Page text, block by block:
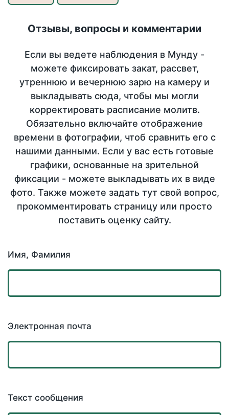
Отзывы, вопросы и комментарии
Если вы ведете наблюдения в Мунду -
можете фиксировать закат, рассвет,
утреннюю и вечернюю зарю на камеру и
выкладывать сюда, чтобы мы могли
корректировать расписание молитв.
Обязательно включайте отображение
времени в фотографии, чтоб сравнить его с
нашими данными. Если у вас есть готовые
графики, основанные на зрительной
фиксации - можете выкладывать их в виде
фото. Также можете задать тут свой вопрос,
прокомментировать страницу или просто
поставить оценку сайту.
Имя, Фамилия
Электронная почта
Текст сообщения